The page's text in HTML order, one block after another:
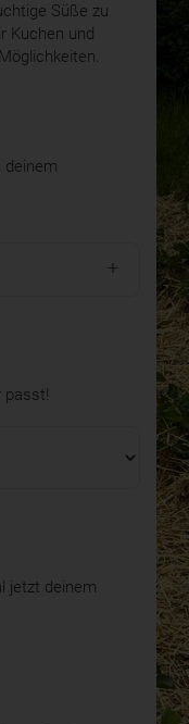
Süße zu
Kuchen und
deinem
passt!
jetzt deinem